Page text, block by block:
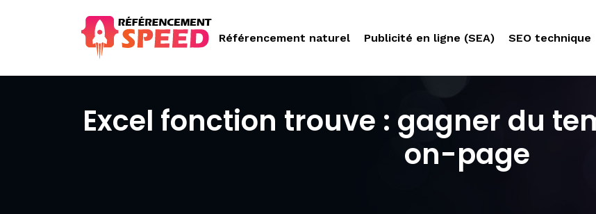
Référencement naturel Publicité en ligne (SEA) SEO technique
Excel fonction trouve : gagner du
on-page